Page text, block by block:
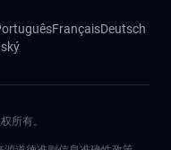
FrançaisDeutsch
所有。